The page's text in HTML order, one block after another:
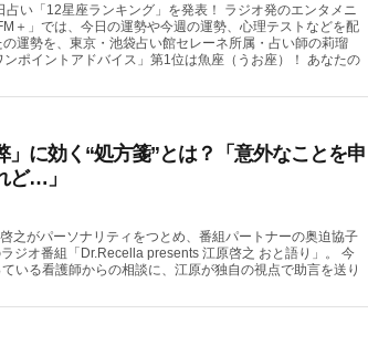
い「12星座ランキング」を発表！ ラジオ発のエンタメニ
＋」では、今日の運勢や今週の運勢、心理テストなどを配
運勢を、東京・池袋占い館セレーネ所属・占い師の莉瑠
ポイントアドバイス」第1位は魚座（うお座）！ あなたの
」に効く“処方箋”とは？「意外なことを申
ど…」
之がパーソナリティをつとめ、番組パートナーの奥迫協子
ジオ番組「Dr.Recella presents 江原啓之 おと語り」。 今
いる看護師からの相談に、江原が独自の視点で助言を送り